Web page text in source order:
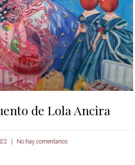
de Lola Ancira
No hay comentarios